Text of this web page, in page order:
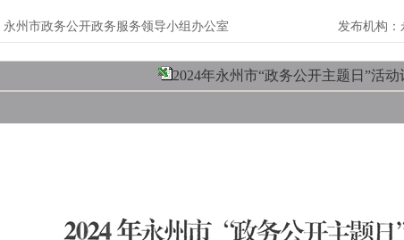
永州市政务公开政务服务领导小组办公室 发布机构：
2024年永州市“政务公开主题日”活动